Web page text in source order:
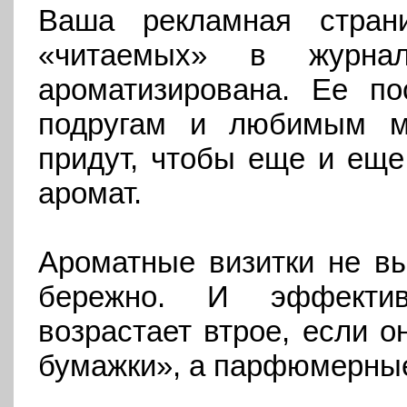
Ваша рекламная
«читаемых» в
ароматизирована. Ее
подругам и любимым
придут, чтобы еще и еще
аромат.
Ароматные визитки не
бережно. И
возрастает втрое, если
бумажки», а